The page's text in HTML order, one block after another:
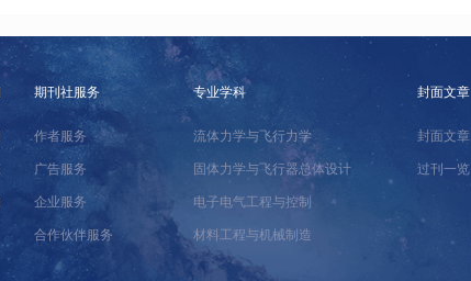
期刊社服务
作者服务
广告服务
企业服务
合作伙伴服务
专业学科
流体力学与飞行力学
固体力学与飞行器总体设计
电子电气工程与控制
材料工程与机械制造
封面文章
封面文章
过刊一览